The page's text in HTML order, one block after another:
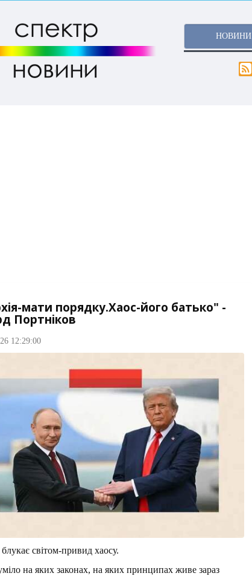
НОВИНИ
мати порядку.Хаос-його батько" -
Портніков
12:29:00
світом-привид хаосу.
на яких законах, на яких принципах живе зараз